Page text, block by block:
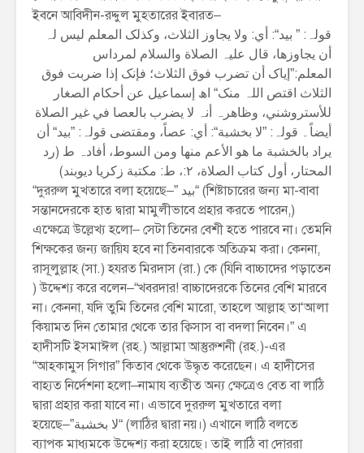
ইবনে আবিদীন-রদ্দুল মুহতারের ইবারত–
قولہ: ” بید“: أي: ولا یجاوز الثلاث، وکذلک المعلم لیس لہ
أن یجاوزھا، قال علیہ الصلاة والسلام لمرداس
المعلم:”إیاک أن تضرب فوق الثلاث؛ فإنک إذا ضربت فوق
الثلاث اقتص اللہ منک“ اھ إسماعیل عن أحکام الصغار
للأستروشني، وظاھرہ أنہ لا یضرب بالعصا في غیر الصلاة
أیضاً۔ قولہ: ”لا بخشبة“: أي: عصاً، ومقتضی قولہ: ”بید“ أن
یراد بالخشبة ما ھو الأعم منھا ومن السوط، أفادہ ط (رد
المحتار، أول کتاب الصلاة، ۲:، ط: مکتبة زکریا دیوبند)
“দুররুল মুখতারে বলা হয়েছে–” بید“ (শিষ্টাচারের জন্য মা-বাবা
সন্তানদেরকে হাত দ্বারা মামুলীভাবে প্রহার করতে পারেন,)
এক্ষেত্রে উল্লেখ্য হলো– সেটা তিনের বেশী হতে পারবে না। তেমনি
শিক্ষকের জন্য জায়িয হবে না তিনবারকে অতিক্রম করা। কেননা,
রাসূলুল্লাহ (সা.) হযরত মিরদাস (রা.) কে (যিনি বাচ্চাদের পড়াতেন
) উদ্দেশ্য করে বলেন–“খবরদার! বাচ্চাদেরকে তিনের বেশি মারবে
না। কেননা, যদি তুমি তিনের বেশি মারো, তাহলে আল্লাহ তা‘আলা
কিয়ামত দিন তোমার থেকে তার ক্বিসাস বা বদলা নিবেন।” এ
হাদীসটি ইসমাঈল (রহ.) আল্লামা আস্তুরুশনী (রহ.)-এর
“আহকামুস সিগার” কিতাব থেকে উদ্ধৃত করেছেন। এ হাদীসের
বাহ্যত নির্দেশনা হলো–নামায ব্যতীত অন্য ক্ষেত্রেও বেত বা লাঠি
দ্বারা প্রহার করা যাবে না। এভাবে দুররুল মুখতারে বলা
হয়েছে–”لا بخشبة“ (লাঠির দ্বারা নয়।) এখানে লাঠি বলতে
ব্যাপক মাধ্যমকে উদ্দেশ্য করা হয়েছে। তাই লাঠি বা দোররা